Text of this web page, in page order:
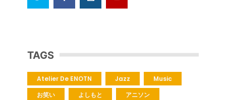
TAGS
Atelier De ENOTN Jazz
Music
お笑い
よしもと
アニソン